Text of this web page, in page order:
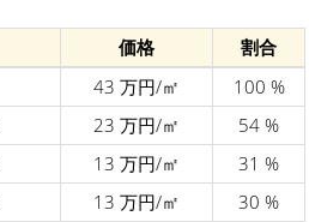
価格
割合
43 万円/㎡
100 %
23 万円/㎡
54 %
13 万円/㎡
31 %
13 万円/㎡ 30 %